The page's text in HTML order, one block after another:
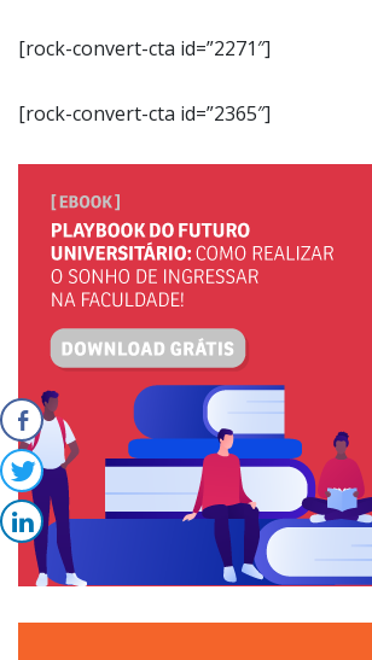
[rock-convert-cta id=”2271″]
[rock-convert-cta id=”2365″]